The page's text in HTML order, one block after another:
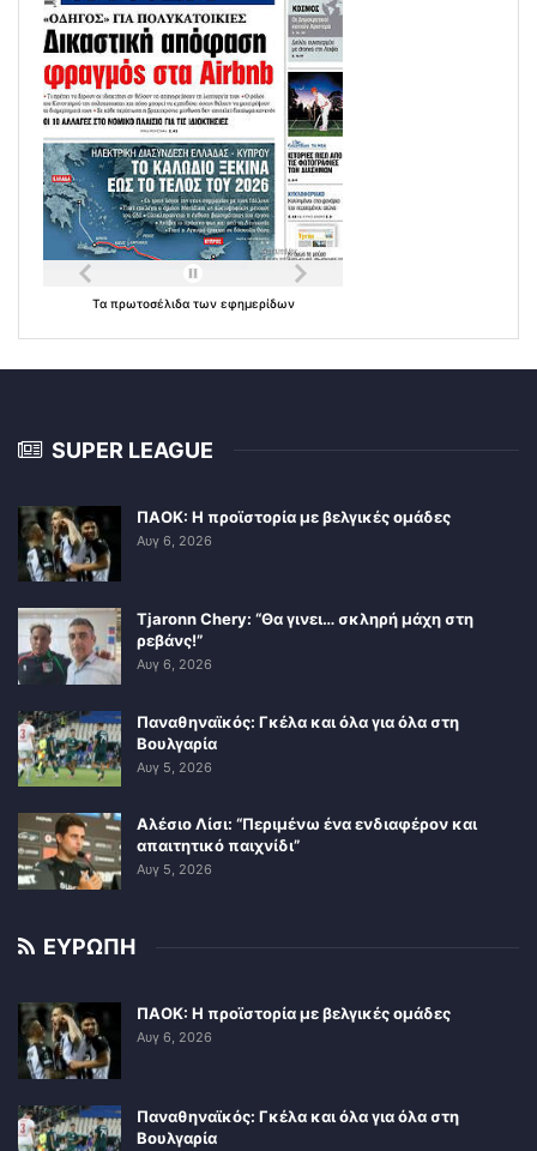
Τα πρωτοσέλιδα των εφημερίδων
SUPER LEAGUE
ΠΑΟΚ: Η προϊστορία με βελγικές ομάδες
Αυγ 6, 2026
Tjaronn Chery: “Θα γινει… σκληρή μάχη στη
ρεβάνς!”
Αυγ 6, 2026
Παναθηναϊκός: Γκέλα και όλα για όλα στη
Βουλγαρία
Αυγ 5, 2026
Αλέσιο Λίσι: “Περιμένω ένα ενδιαφέρον και
απαιτητικό παιχνίδι”
Αυγ 5, 2026
ΕΥΡΩΠΗ
ΠΑΟΚ: Η προϊστορία με βελγικές ομάδες
Αυγ 6, 2026
Παναθηναϊκός: Γκέλα και όλα για όλα στη
Βουλγαρία